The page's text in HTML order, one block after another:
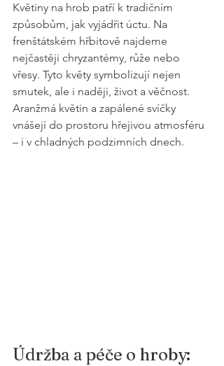
Květiny na hrob patří k tradičním
způsobům, jak vyjádřit úctu. Na
frenštátském hřbitově najdeme
nejčastěji chryzantémy, růže nebo
vřesy. Tyto květy symbolizují nejen
smutek, ale i naději, život a věčnost.
Aranžmá květin a zapálené svíčky
vnášejí do prostoru hřejivou atmosféru
– i v chladných podzimních dnech.
Údržba a péče o hroby: